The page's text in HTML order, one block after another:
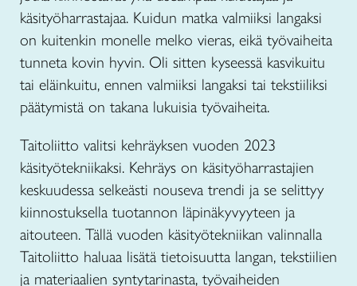
käsityöharrastajaa. Kuidun matka valmiiksi langaksi
on kuitenkin monelle melko vieras, eikä työvaiheita
tunneta kovin hyvin. Oli sitten kyseessä kasvikuitu
tai eläinkuitu, ennen valmiiksi langaksi tai tekstiiliksi
päätymistä on takana lukuisia työvaiheita.
Taitoliitto valitsi kehräyksen vuoden 2023
käsityötekniikaksi. Kehräys on käsityöharrastajien
keskuudessa selkeästi nouseva trendi ja se selittyy
kiinnostuksella tuotannon läpinäkyvyyteen ja
aitouteen. Tällä vuoden käsityötekniikan valinnalla
Taitoliitto haluaa lisätä tietoisuutta langan, tekstiilien
ja materiaalien syntytarinasta, työvaiheiden